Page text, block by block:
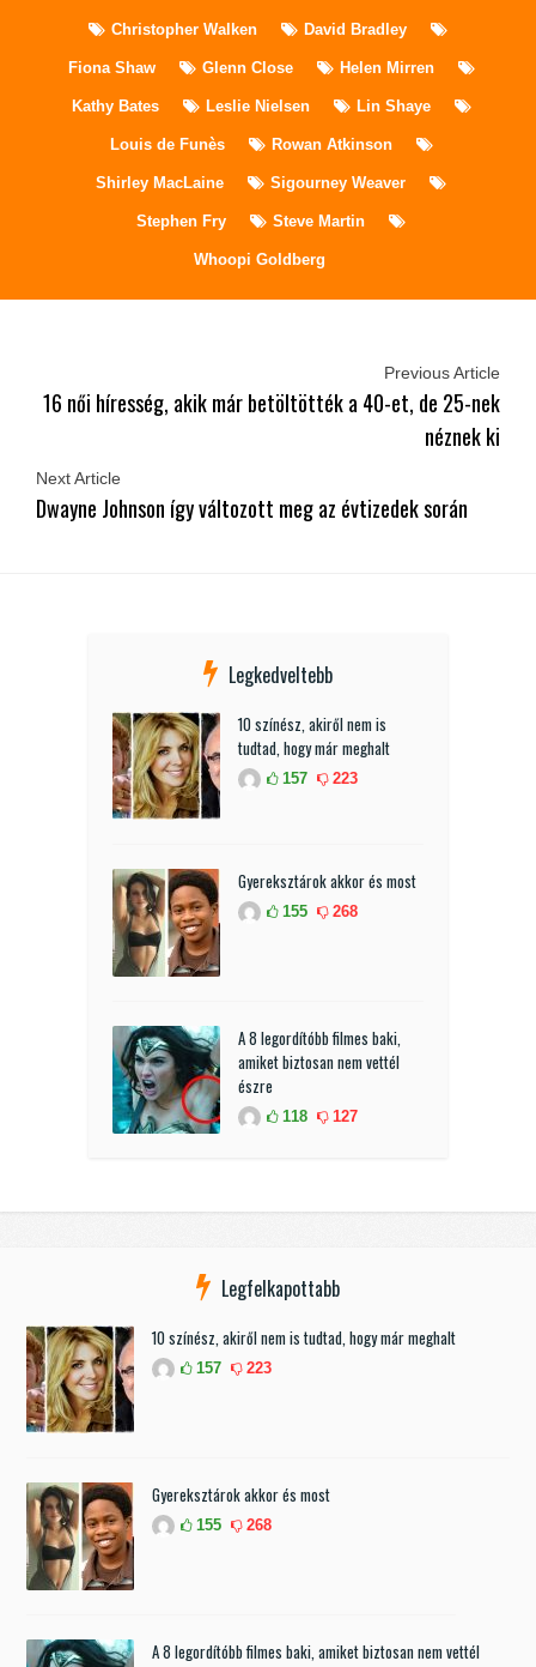
Christopher Walken David Bradley
Fiona Shaw Glenn Close Helen Mirren
Kathy Bates Leslie Nielsen Lin Shaye
Louis de Funès Rowan Atkinson
Shirley MacLaine Sigourney Weaver
Stephen Fry Steve Martin
Whoopi Goldberg
Previous Article
16 női híresség, akik már betöltötték a 40-et, de 25-nek
néznek ki
Next Article
Dwayne Johnson így változott meg az évtizedek során
Legkedveltebb
10 színész, akiről nem is
tudtad, hogy már meghalt
157 223
Gyereksztárok akkor és most
155 268
A 8 legordítóbb filmes baki,
amiket biztosan nem vettél
észre
118 127
Legfelkapottabb
10 színész, akiről nem is tudtad, hogy már meghalt
157 223
Gyereksztárok akkor és most
155 268
A 8 legordítóbb filmes baki, amiket biztosan nem vettél